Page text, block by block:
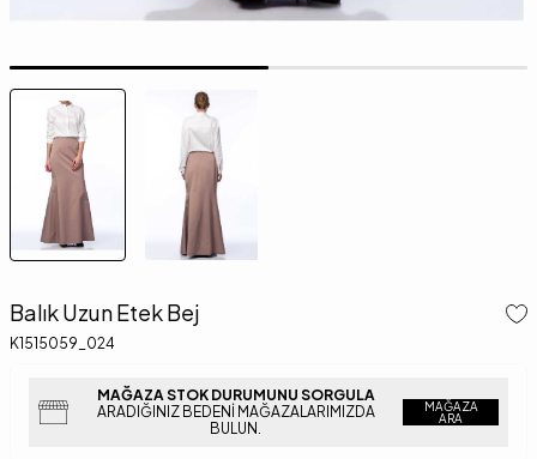
Balık Uzun Etek Bej
K1515059_024
MAĞAZA STOK DURUMUNU SORGULA
ARADIĞINIZ BEDENI MAĞAZALARIMIZDA
BULUN.
MAĞAZA
ARA